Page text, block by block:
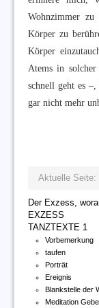
Wohnzimmer zu
Körper zu
Körper
Atems in
schnell geht es
gar nicht mehr
Aktuelle Seite:
Der Exzess,
EXZESS
TANZTEXTE 1
Vorbemerkung
taufen
Porträt
Ereignis
Blankstelle der
Meditation